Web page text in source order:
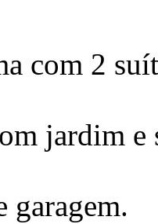
com 2
jardim e
garagem.